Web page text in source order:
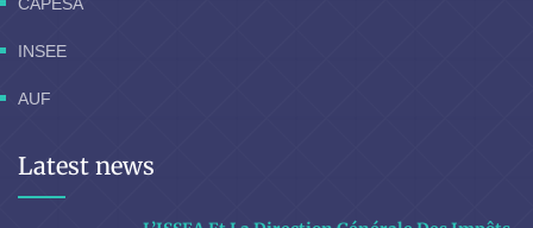
CAPESA
INSEE
AUF
Latest news